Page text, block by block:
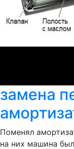
замена
Поменял
на них машина